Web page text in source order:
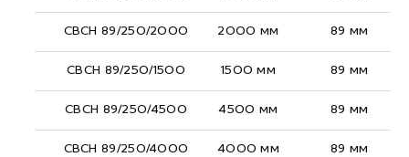
СВСН 89/250/2000 2000 мм 89 мм
СВСН 89/250/1500 1500 мм 89 мм
СВСН 89/250/4500 4500 мм 89 мм
СВСН 89/250/4000 4000 мм 89 мм